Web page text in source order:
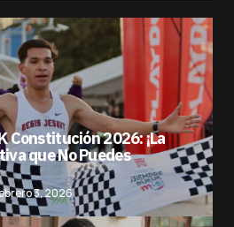
Constitución 2026: ¡La
que No Puedes
3, 2026